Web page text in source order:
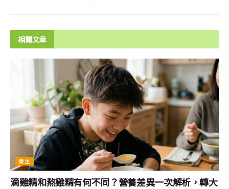
相關文章
養生
滴雞精和熬雞精有何不同？營養差異一次解析，轉大